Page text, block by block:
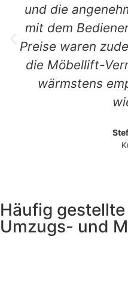
und die
mit dem
Preise waren
die Möbellift-
wärmstens
Häufig
Umzugs- und